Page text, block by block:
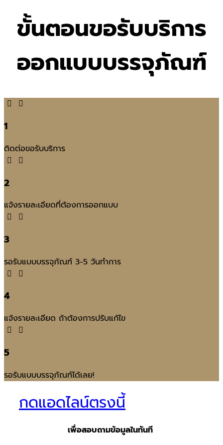
ขั้นตอนขอรับบริการ
ออกแบบบรรจุภัณฑ์
1
ติดต่อขอรับบริการ
2
แจ้งรายละเอียดที่ต้องการออกแบบ
3
รอรับแบบบรรจุภัณฑ์ 3-5 วันทำการ
4
แจ้งรายละเอียด ถ้าต้องการปรับแก้ไข
5
รอรับแบบบรรจุภัณฑ์ได้เลย!
กดแอดไลน์ตรงนี้
เพื่อสอบถามข้อมูลในทันที